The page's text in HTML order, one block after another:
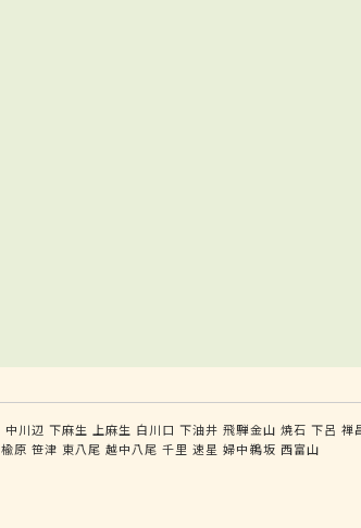
中川辺 下麻生 上麻生 白川口 下油井 飛騨金山 焼石 下呂 禅
楡原 笹津 東八尾 越中八尾 千里 速星 婦中鵜坂 西富山